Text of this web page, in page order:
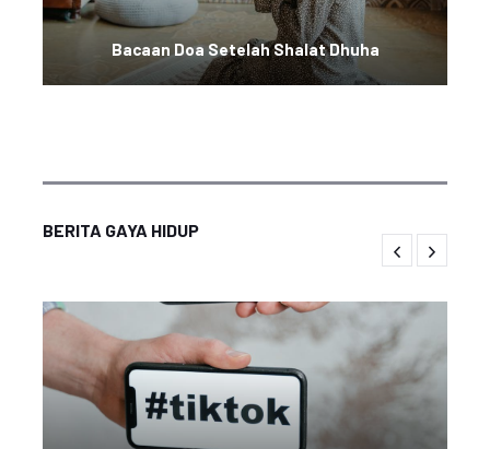
Bacaan Doa Setelah Shalat Dhuha
BERITA GAYA HIDUP